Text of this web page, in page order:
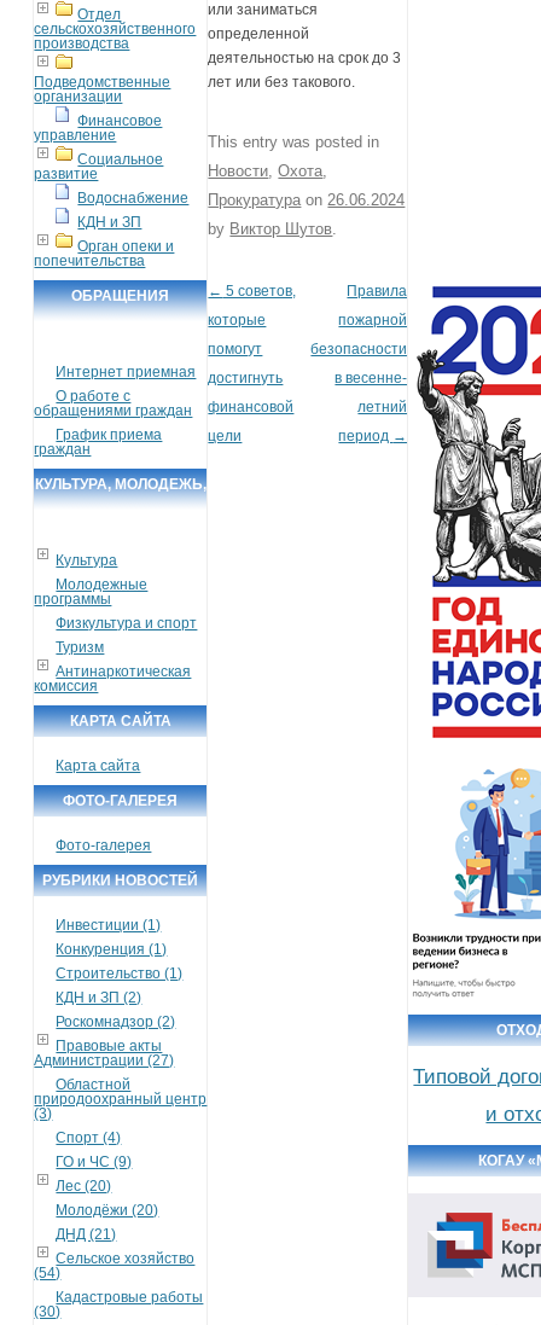
Отдел
сельскохозяйственного
производства
Подведомственные
организации
Финансовое
управление
Социальное
развитие
Водоснабжение
КДН и ЗП
Орган опеки и
попечительства
ОБРАЩЕНИЯ
Интернет приемная
О работе с
обращениями граждан
График приема
граждан
КУЛЬТУРА, МОЛОДЕЖЬ,
Культура
Молодежные
программы
Физкультура и спорт
Туризм
Антинаркотическая
комиссия
КАРТА САЙТА
Карта сайта
ФОТО-ГАЛЕРЕЯ
Фото-галерея
РУБРИКИ НОВОСТЕЙ
Инвестиции (1)
Конкуренция (1)
Строительство (1)
КДН и ЗП (2)
Роскомнадзор (2)
Правовые акты
Администрации (27)
Областной
природоохранный центр
(3)
Спорт (4)
ГО и ЧС (9)
Лес (20)
Молодёжи (20)
ДНД (21)
Сельское хозяйство
(54)
Кадастровые работы
(30)
или заниматься
определенной
деятельностью на срок до 3
лет или без такового.
This entry was posted in
Новости ,Охота
Прокуратура on 26.06.2024
by Виктор Шутов
Post navigation
← 5 советов,
которые
помогут
достигнуть
финансовой
цели
Правила
пожарной
безопасности
в весенне-
летний
период →
Типовой
и
КОГАУ